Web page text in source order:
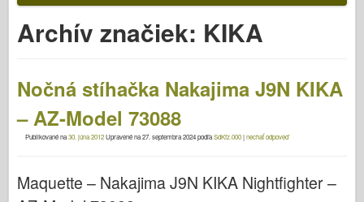
Archív značiek: KIKA
Nočná stíhačka Nakajima J9N KIKA
– AZ-Model 73088
Publikované na30. júna 2012Upravené na27. septembra 2024podľaSdKfz.000|nechať odpoveď
Maquette – Nakajima J9N KIKA Nightfighter –